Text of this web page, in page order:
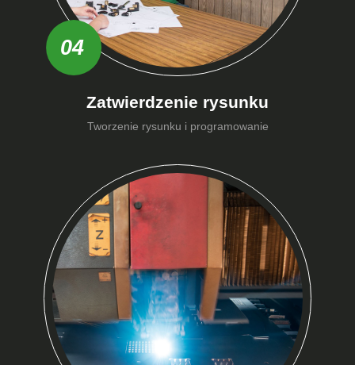
04
Zatwierdzenie rysunku
Tworzenie rysunku i programowanie